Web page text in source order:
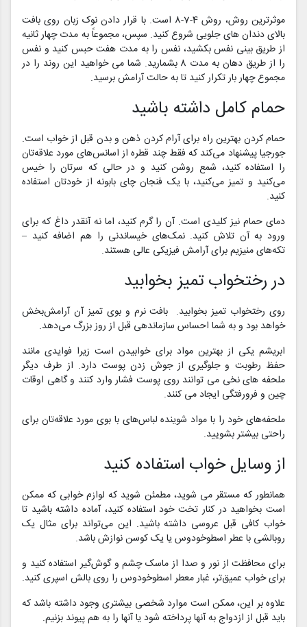
موثرترین روش، روش 4-7-8 است. با قرار دادن نوک زبان روی بافت
بالای دندان های جلویی شروع کنید. سپس، مجموعاً به مدت چهار ثانیه
از طریق بینی نفس بکشید، نفس را به مدت هفت حبس کنید و نفس
را از طریق دهان به مدت 8 بشمارید. شما می خواهید این روند را در
مجموع چهار بار تکرار کنید تا به حالت آرامش برسید.
حمام کامل داشته باشید
حمام کردن بهترین راه برای آرام کردن ذهن و بدن قبل از خواب است.
جورجیا پیشنهاد می‌کند که فقط چند قطره از اسانس‌های مورد علاقه‌تان
را استفاده کنید، شمع روشن کنید و در حالی که سرتان را خیس
می‌کنید و تمیز می‌کنید، با یک فنجان چای بابونه از خودتان استفاده
کنید.
دمای حمام نیز کلیدی است. آن را گرم کنید، اما نه آنقدر داغ که برای
ورود به آن تلاش کنید. نمک‌های خیساندنی را هم اضافه کنید –
تکه‌های منیزیم برای آرامش فیزیکی عالی هستند.
در رختخواب تمیز بخوابید
روی رختخواب تمیز بخوابید. بافت نرم و بوی تمیز آن آرامش‌بخش
خواهد بود و به شما احساس سازماندهی قبل از روز بزرگ می‌دهد.
ابریشم یکی از بهترین مواد برای خوابیدن است زیرا فوایدی مانند
حفظ رطوبت و جلوگیری از جوش زدن پوست دارد. از طرف دیگر
ملحفه های نخی می توانند روی پوست فشار وارد کنند و گاهی اوقات
چین و فرورفتگی ایجاد می کنند.
ملحفه‌های خود را با مواد شوینده لباس‌های با بوی مورد علاقه‌تان برای
راحتی بیشتر بشویید.
از وسایل خواب استفاده کنید
همانطور که مستقر می شوید، مطمئن شوید که لوازم خوابی که ممکن
است بخواهید در کنار تخت خود استفاده کنید، آماده داشته باشید تا
خواب کافی قبل عروسی داشته باشید. این می‌تواند برای مثال یک
روبالشی با عطر اسطوخودوس یا یک کوسن نوازش باشد.
برای محافظت از نور و صدا از ماسک چشم و گوش‌گیر استفاده کنید و
برای خواب عمیق‌تر، غبار معطر اسطوخودوس را روی بالش اسپری کنید.
علاوه بر این، ممکن است موارد شخصی بیشتری وجود داشته باشد که
باید قبل از ازدواج به آنها پرداخته شود یا آنها را به هم پیوند بزنیم.